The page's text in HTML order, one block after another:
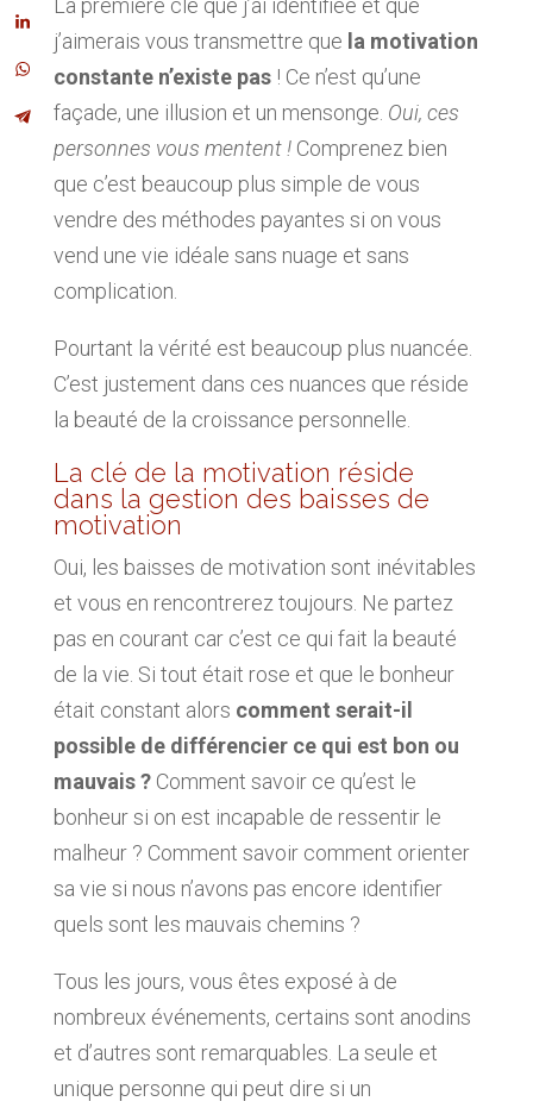
La première clé que j’ai identifiée et que
j’aimerais vous transmettre que la motivation
constante n’existe pas! Ce n’est qu’une
façade, une illusion et un mensonge. Oui, ces
personnes vous mentent !Comprenez bien
que c’est beaucoup plus simple de vous
vendre des méthodes payantes si on vous
vend une vie idéale sans nuage et sans
complication.
Pourtant la vérité est beaucoup plus nuancée.
C’est justement dans ces nuances que réside
la beauté de la croissance personnelle.
La clé de la motivation réside
dans la gestion des baisses de
motivation
Oui, les baisses de motivation sont inévitables
et vous en rencontrerez toujours. Ne partez
pas en courant car c’est ce qui fait la beauté
de la vie. Si tout était rose et que le bonheur
était constant alors comment serait-il
possible de différencier ce qui est bon ou
mauvais ?Comment savoir ce qu’est le
bonheur si on est incapable de ressentir le
malheur ? Comment savoir comment orienter
sa vie si nous n’avons pas encore identifier
quels sont les mauvais chemins ?
Tous les jours, vous êtes exposé à de
nombreux événements, certains sont anodins
et d’autres sont remarquables. La seule et
unique personne qui peut dire si un